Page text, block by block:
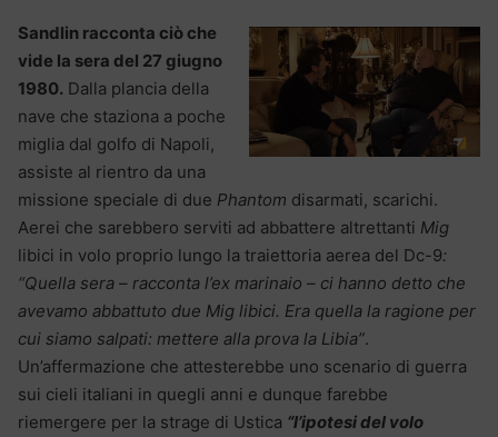
Sandlin racconta ciò che
vide la sera del 27 giugno
1980. Dalla plancia della
nave che staziona a poche
miglia dal golfo di Napoli,
assiste al rientro da una
missione speciale di due Phantom disarmati, scarichi.
Aerei che sarebbero serviti ad abbattere altrettanti Mig
libici in volo proprio lungo la traiettoria aerea del Dc-9:
“Quella sera – racconta l’ex marinaio – ci hanno detto che
avevamo abbattuto due Mig libici. Era quella la ragione per
cui siamo salpati: mettere alla prova la Libia”.
Un’affermazione che attesterebbe uno scenario di guerra
sui cieli italiani in quegli anni e dunque farebbe
riemergere per la strage di Ustica “l’ipotesi del volo